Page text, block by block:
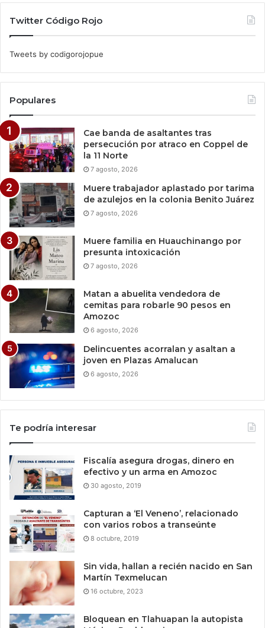
Twitter Código Rojo
Tweets by codigorojopue
Populares
Cae banda de asaltantes tras
persecución por atraco en Coppel de
la 11 Norte
7 agosto, 2026
Muere trabajador aplastado por tarima
de azulejos en la colonia Benito Juárez
7 agosto, 2026
Muere familia en Huauchinango por
presunta intoxicación
7 agosto, 2026
Matan a abuelita vendedora de
cemitas para robarle 90 pesos en
Amozoc
6 agosto, 2026
Delincuentes acorralan y asaltan a
joven en Plazas Amalucan
6 agosto, 2026
Te podría interesar
Fiscalía asegura drogas, dinero en
efectivo y un arma en Amozoc
30 agosto, 2019
Capturan a ‘El Veneno’, relacionado
con varios robos a transeúnte
8 octubre, 2019
Sin vida, hallan a recién nacido en San
Martín Texmelucan
16 octubre, 2023
Bloquean en Tlahuapan la autopista